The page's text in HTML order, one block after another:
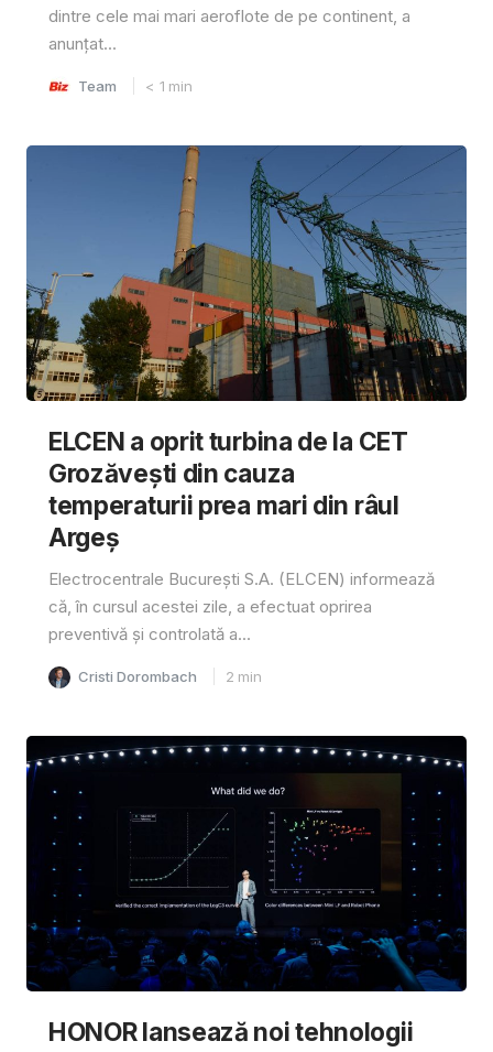
dintre cele mai mari aeroflote de pe continent, a
anunțat...
Team < 1 min
ELCEN a oprit turbina de la CET
Grozăvești din cauza
temperaturii prea mari din râul
Argeș
Electrocentrale București S.A. (ELCEN) informează
că, în cursul acestei zile, a efectuat oprirea
preventivă și controlată a...
Cristi Dorombach 2 min
HONOR lansează noi tehnologii